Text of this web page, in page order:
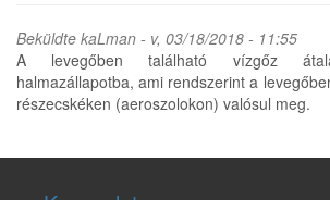
Beküldte kaLman - v, 03/18/2018 - 11:55
A levegőben található vízgőz
halmazállapotba, ami rendszerint a
részecskéken (aeroszolokon) valósul meg.